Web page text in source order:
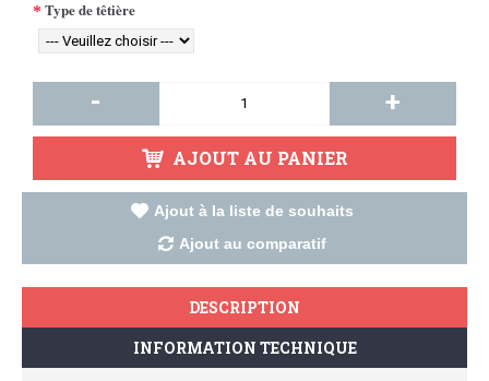
Type de têtière
- +
AJOUT AU PANIER
Ajout à la liste de souhaits
Ajout au comparatif
DESCRIPTION
INFORMATION TECHNIQUE